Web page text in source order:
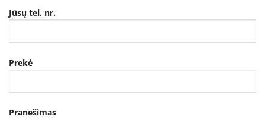
Jūsų tel. nr.
Prekė
Pranešimas